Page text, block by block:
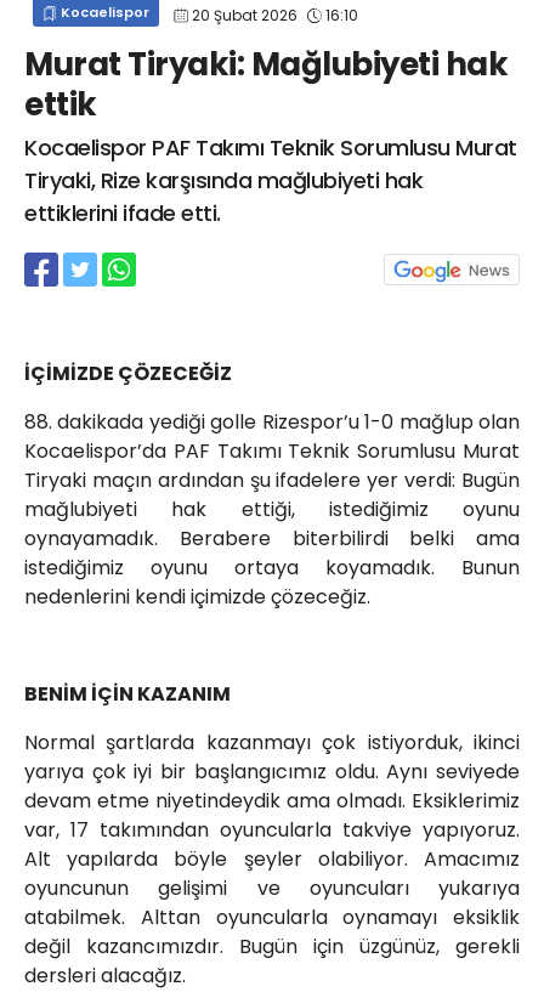
Kocaelispor 20 Şubat 2026 16:10
Murat Tiryaki: Mağlubiyeti hak
ettik
Kocaelispor PAF Takımı Teknik Sorumlusu Murat
Tiryaki, Rize karşısında mağlubiyeti hak
ettiklerini ifade etti.
İÇİMİZDE ÇÖZECEĞİZ
88. dakikada yediği golle Rizespor’u 1-0 mağlup olan
Kocaelispor’da PAF Takımı Teknik Sorumlusu Murat
Tiryaki maçın ardından şu ifadelere yer verdi: Bugün
mağlubiyeti hak ettiği, istediğimiz oyunu
oynayamadık. Berabere biterbilirdi belki ama
istediğimiz oyunu ortaya koyamadık. Bunun
nedenlerini kendi içimizde çözeceğiz.
BENİM İÇİN KAZANIM
Normal şartlarda kazanmayı çok istiyorduk, ikinci
yarıya çok iyi bir başlangıcımız oldu. Aynı seviyede
devam etme niyetindeydik ama olmadı. Eksiklerimiz
var, 17 takımından oyuncularla takviye yapıyoruz.
Alt yapılarda böyle şeyler olabiliyor. Amacımız
oyuncunun gelişimi ve oyuncuları yukarıya
atabilmek. Alttan oyuncularla oynamayı eksiklik
değil kazancımızdır. Bugün için üzgünüz, gerekli
dersleri alacağız.
info@spor41.com